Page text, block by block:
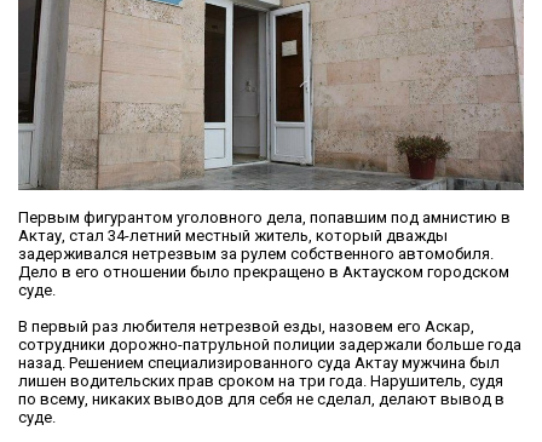
Первым фигурантом уголовного дела, попавшим под амнистию в
Актау, стал 34-летний местный житель, который дважды
задерживался нетрезвым за рулем собственного автомобиля.
Дело в его отношении было прекращено в Актауском городском
суде.
В первый раз любителя нетрезвой езды, назовем его Аскар,
сотрудники дорожно-патрульной полиции задержали больше года
назад. Решением специализированного суда Актау мужчина был
лишен водительских прав сроком на три года. Нарушитель, судя
по всему, никаких выводов для себя не сделал, делают вывод в
суде.